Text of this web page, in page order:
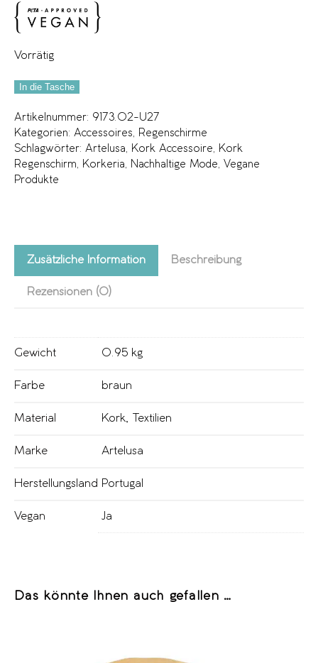
Vorrätig
In die Tasche
Artikelnummer: 9173.02-U27
Kategorien: Accessoires, Regenschirme
Schlagwörter: Artelusa, Kork Accessoire, Kork
Regenschirm, Korkeria, Nachhaltige Mode, Vegane
Produkte
Zusätzliche Information Beschreibung
Rezensionen (0)
Gewicht 0.95 kg
Farbe braun
Material Kork, Textilien
Marke Artelusa
Herstellungsland Portugal
Vegan Ja
Das könnte Ihnen auch gefallen …